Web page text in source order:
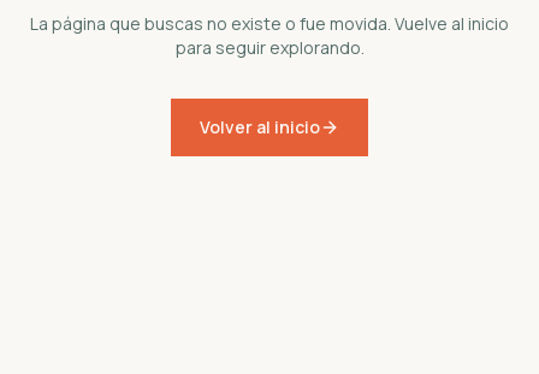
La página que buscas no existe o fue movida. Vuelve al inicio
para seguir explorando.
Volver al inicio